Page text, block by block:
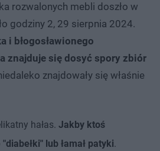
rozwalonych mebli doszło w
godziny 2, 29 sierpnia 2024.
i błogosławionego
znajduje się dosyć spory zbiór
znajdowały się właśnie
hałas. Jakby ktoś
lub łamał patyki.